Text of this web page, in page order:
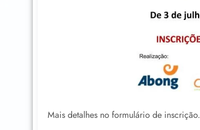
Mais detalhes no formulário de inscrição.